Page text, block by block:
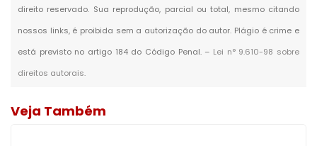
direito reservado. Sua reprodução, parcial ou total, mesmo citando
nossos links, é proibida sem a autorização do autor. Plágio é crime e
está previsto no artigo 184 do Código Penal. – Lei n° 9.610-98 sobre
direitos autorais.
Veja Também